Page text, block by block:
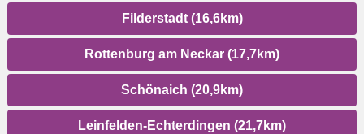
Filderstadt (16,6km)
Rottenburg am Neckar (17,7km)
Schönaich (20,9km)
Leinfelden-Echterdingen (21,7km)